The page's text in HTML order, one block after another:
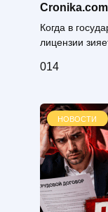
Когда в
лицензии
014
НОВОСТИ